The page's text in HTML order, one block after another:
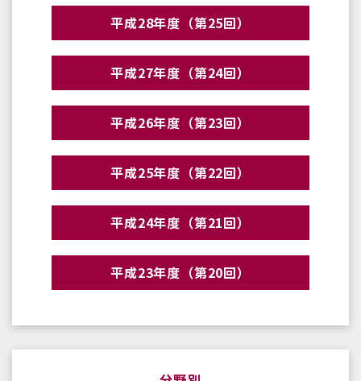
平成28年度（第25回）
平成27年度（第24回）
平成26年度（第23回）
平成25年度（第22回）
平成24年度（第21回）
平成23年度（第20回）